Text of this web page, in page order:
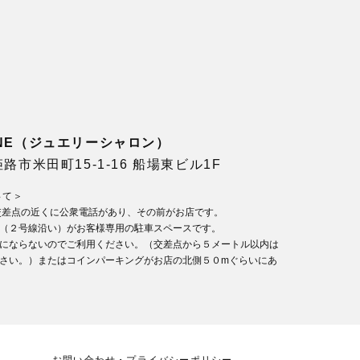
ジュエリーシャロン）
市米田町15-1-16 船場東ビル1F
＞
点の近くに公衆電話があり、その前がお店です。
２号線沿い）がお客様専用の駐車スペースです。
ならないのでご利用ください。（交差点から５メートル以内は
い。）またはコインパーキングがお店の北側５０mぐらいにあ